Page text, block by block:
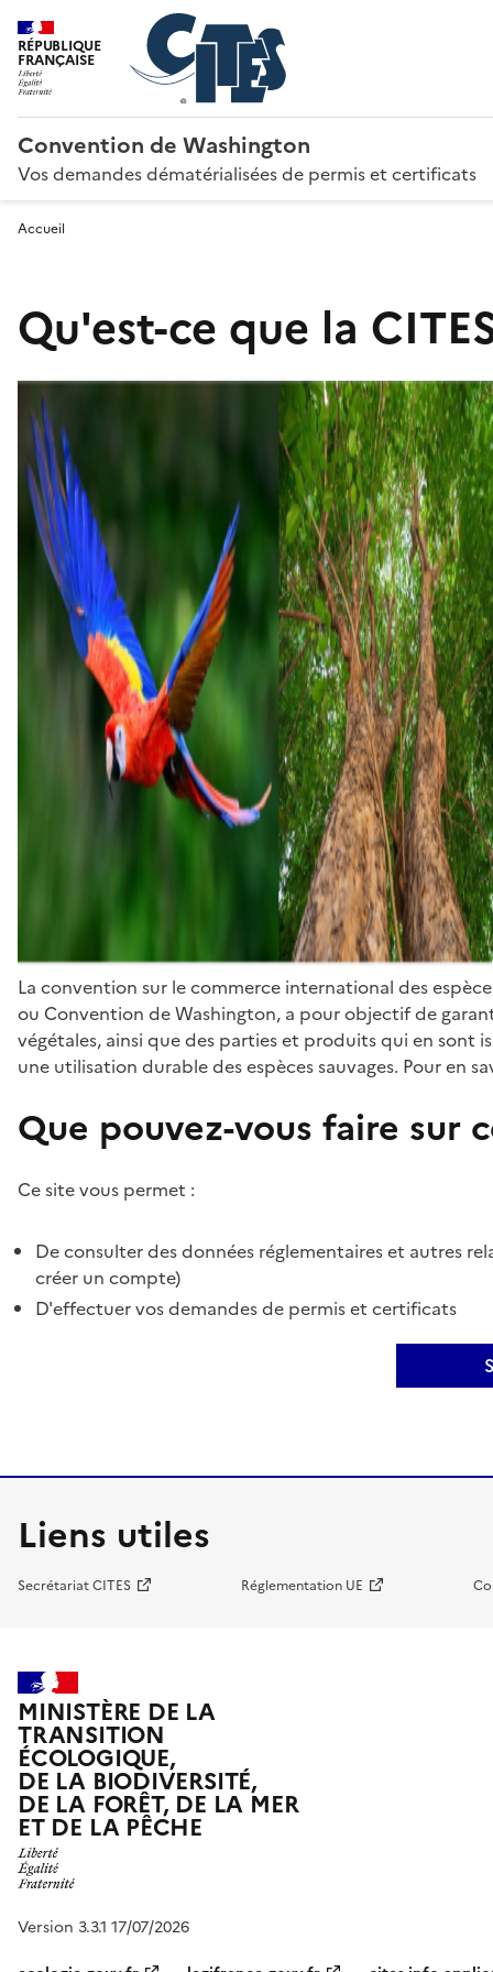
RÉPUBLIQUE
FRANÇAISE
Convention de Washington
Vos demandes dématérialisées de permis et certificats
Accueil
Qu'est-ce que la
La convention sur le commerce international des
ou Convention de Washington, a pour objectif de
végétales, ainsi que des parties et produits qui en sont
une utilisation durable des espèces sauvages. Pour en
Que pouvez-vous faire sur
Ce site vous permet :
De consulter des données réglementaires et autres
créer un compte)
D'effectuer vos demandes de permis et certificats
Liens utiles
Secrétariat CITES Réglementation UE
MINISTÈRE DE LA
TRANSITION
ÉCOLOGIQUE,
DE LA BIODIVERSITÉ,
DE LA FORÊT, DE LA MER
ET DE LA PÊCHE
Version 3.3.1 17/07/2026